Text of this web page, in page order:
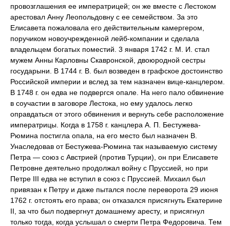
провозглашения ее императрицей; он же вместе с Лестоком
арестовал Анну Леопольдовну с ее семейством. За это
Елисавета пожаловала его действительным камергером,
поручиком новоучрежденной лейб-компании и сделала
владельцем богатых поместий. 3 января 1742 г. М. И. стал
мужем Анны Карловны Скавронской, двоюродной сестры
государыни. В 1744 г. В. был возведен в графское достоинство
Российской империи и вслед за тем назначен вице-канцлером.
В 1748 г. он едва не подвергся опале. На него пало обвинение
в соучастии в заговоре Лестока, но ему удалось легко
оправдаться от этого обвинения и вернуть себе расположение
императрицы. Когда в 1758 г. канцлера А. П. Бестужева-
Рюмина постигла опала, на его место был назначен В.
Унаследовав от Бестужева-Рюмина так называемую систему
Петра — союз с Австрией (против Турции), он при Елисавете
Петровне деятельно продолжал войну с Пруссией, но при
Петре III едва не вступил в союз с Пруссией. Михаил был
привязан к Петру и даже пытался после переворота 29 июня
1762 г. отстоять его права; он отказался присягнуть Екатерине
II, за что был подвергнут домашнему аресту, и присягнул
только тогда, когда услышал о смерти Петра Федоровича. Тем